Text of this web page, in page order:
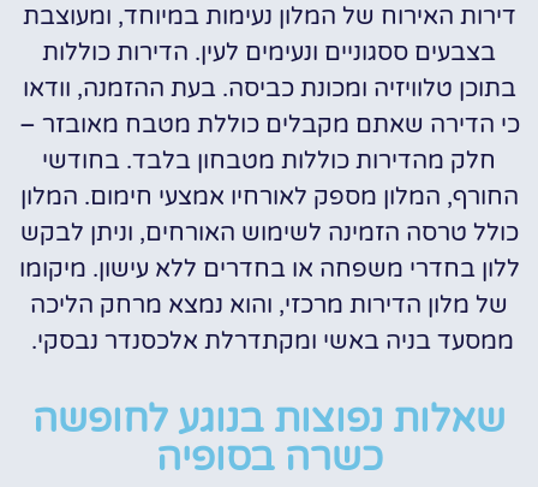
דירות האירוח של המלון נעימות במיוחד, ומעוצבת
בצבעים ססגוניים ונעימים לעין. הדירות כוללות
בתוכן טלוויזיה ומכונת כביסה. בעת ההזמנה, וודאו
כי הדירה שאתם מקבלים כוללת מטבח מאובזר –
חלק מהדירות כוללות מטבחון בלבד. בחודשי
החורף, המלון מספק לאורחיו אמצעי חימום. המלון
כולל טרסה הזמינה לשימוש האורחים, וניתן לבקש
ללון בחדרי משפחה או בחדרים ללא עישון. מיקומו
של מלון הדירות מרכזי, והוא נמצא מרחק הליכה
ממסעד בניה באשי ומקתדרלת אלכסנדר נבסקי.
שאלות נפוצות בנוגע לחופשה
כשרה בסופיה